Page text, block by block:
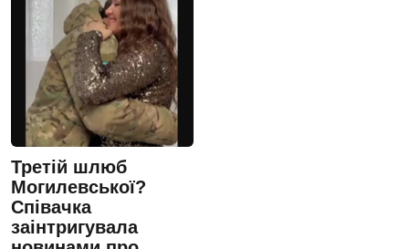
Третій шлюб
Могилевської?
Співачка
заінтригувала